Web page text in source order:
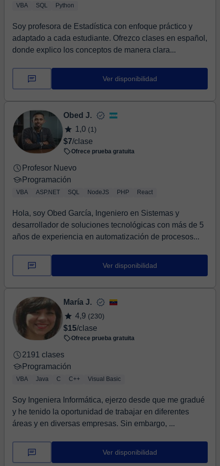
VBA SQL Python
Soy profesora de Estadística con enfoque práctico y
adaptado a cada estudiante. Ofrezco clases en español,
donde explico los conceptos de manera clara...
Ver disponibilidad
Obed J.
1,0 (1)
$7/clase
Ofrece prueba gratuita
Profesor Nuevo
Programación
VBA ASP.NET SQL NodeJS PHP React
Hola, soy Obed García, Ingeniero en Sistemas y
desarrollador de soluciones tecnológicas con más de 5
años de experiencia en automatización de procesos...
Ver disponibilidad
María J.
4,9 (230)
$15/clase
Ofrece prueba gratuita
2191 clases
Programación
VBA Java C C++ Visual Basic
Soy Ingeniera Informática, ejerzo desde que me gradué
y he tenido la oportunidad de trabajar en diferentes
áreas y en diversas empresas. Sin embargo, ...
Ver disponibilidad